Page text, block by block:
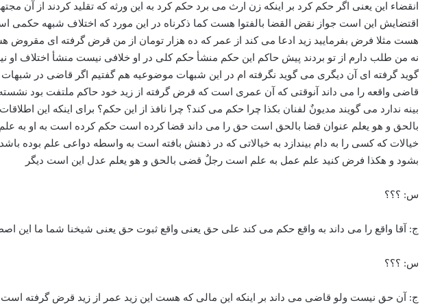
انقضاء این یعنی اگر حکم کرد بر اینکه زن ارث می برد حکم کرد به این ورثه که تقلید کردند از
اقتضایش این است جواز نقض القضا بالفتوا هست کما ذکرناه در این مورد که اختلاف شبهه
هست مثلا فرض بفرمایید زید ادعا می کند از عمر که ده هزار تومان از من قرض گرفته ای
نه من طلب دارم از تو بردند پیش حاکم این حکم منشأ حکم کلی در او خلافی نیست منشأ
گوید گرفته ای آن دیگری می گوید نگرفته ام در این شبهات موضوعیه هم گفتیم اگر قاضی در
قاضی واقعه را می داند آنوقتی که آن عمری است که قرض گرفته از زید خود حاکم ملتفت بود
بینه ندارد می گویند مدیونٌ لفنان بکذا چرا حکم می کند؟ چرا نافذ از این حکم؟ برای اینکه این
بالحق و هو یعلم عنوان قضا بالحق است حق را می داند قضا کرده است حکم کرده است به او به علم
خیالات که کسی را به دام بیندازد به خیالاتی که در ذهنش بافته است به واسطه دواعی علم بوده
بشود و هکذا فرض کنید علم عمل به علم است رجلٌ قضی بالحق و هو یعلم عدل این است دیگر
س: ؟؟؟
ج: آقا واقع را می داند به واقع حکم می کند علی حق یعنی واقع ثبوت حق یعنی شیخنا شما ما این
س: ؟؟؟
ج: آن حق نیست ولو قاضی می داند بر اینکه این مالی که هست این زید عمر از زید قرض گرفته